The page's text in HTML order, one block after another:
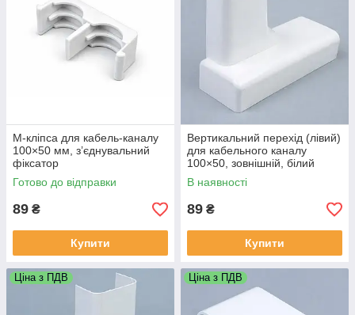
M-кліпса для кабель-каналу
100×50 мм, з’єднувальний
фіксатор
Готово до відправки
89 ₴
Купити
Вертикальний перехід (лівий)
для кабельного каналу
100×50, зовнішній, білий
В наявності
89 ₴
Купити
Ціна з ПДВ Ціна з ПДВ